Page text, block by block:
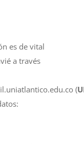
es de vital
a través
(